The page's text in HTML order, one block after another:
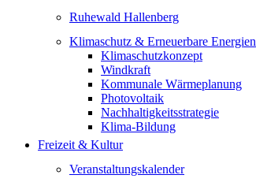
Ruhewald Hallenberg
Klimaschutz & Erneuerbare Energien
Klimaschutzkonzept
Windkraft
Kommunale Wärmeplanung
Photovoltaik
Nachhaltigkeitsstrategie
Klima-Bildung
Freizeit & Kultur
Veranstaltungskalender